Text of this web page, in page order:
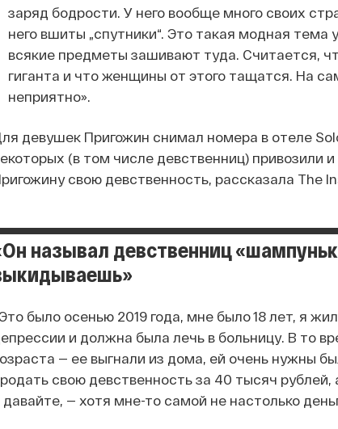
заряд бодрости. У него вообще много своих
него вшиты „спутники“. Это такая модная
всякие предметы зашивают туда. Считается,
гиганта и что женщины от этого тащатся. На
неприятно».
девушек Пригожин снимал номера в отеле
(в том числе девственниц) привозили
свою девственность, рассказала The
называл девственниц
было осенью 2019 года, мне было 18 лет, я
и должна была лечь в больницу. В то
— ее выгнали из дома, ей очень нужны
свою девственность за 40 тысяч
давайте, — хотя мне-то самой не настолько